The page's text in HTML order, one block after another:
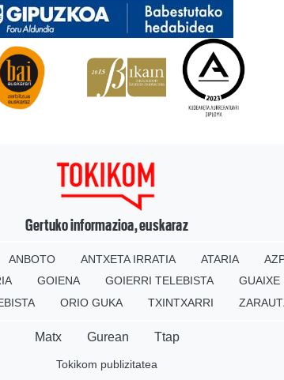
Gertuko informazioa, euskaraz
ANBOTO ANTXETA IRRATIA ATARIA
GOIENA GOIERRI TELEBISTA
GUAIXE
ORIO GUKA TXINTXARRI
Matx Gurean Ttap
Tokikom publizitatea